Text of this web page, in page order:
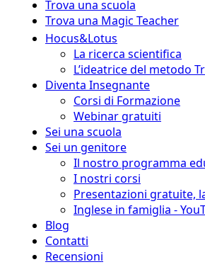
Trova una scuola
Trova una Magic Teacher
Hocus&Lotus
La ricerca scientifica
L’ideatrice del metodo
Diventa Insegnante
Corsi di Formazione
Webinar gratuiti
Sei una scuola
Sei un genitore
Il nostro programma
I nostri corsi
Presentazioni gratuite,
Inglese in famiglia -
Blog
Contatti
Recensioni